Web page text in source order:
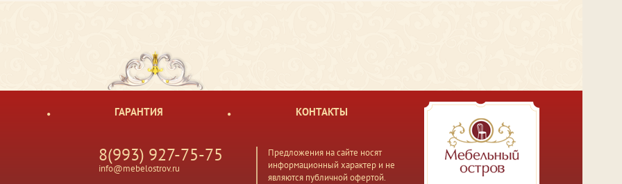
ГАРАНТИЯ КОНТАКТЫ
8(993) 927-75-75
info@mebelostrov.ru
Предложения на сайте носят
информационный характер и не
являются публичной офертой.